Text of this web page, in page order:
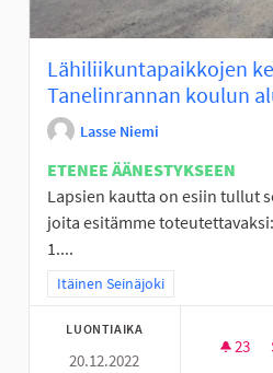
Lähiliikuntapaikkojen
Tanelinrannan koulun
Lasse Niemi
ETENEE ÄÄNESTYKSEEN
Lapsien kautta on esiin tullut
joita esitämme toteutettavaksi:
1....
Rajaa tulokset teeman mukaan:
Itäinen Seinäjoki
LUONTIAIKA
20.12.2022
23